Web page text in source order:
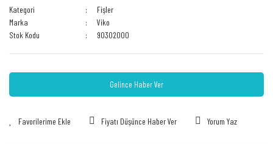
Kategori
Fişler
Marka
Viko
Stok Kodu
90302000
Gelince Haber Ver
Fiyatı Düşünce Haber Ver Yorum Yaz